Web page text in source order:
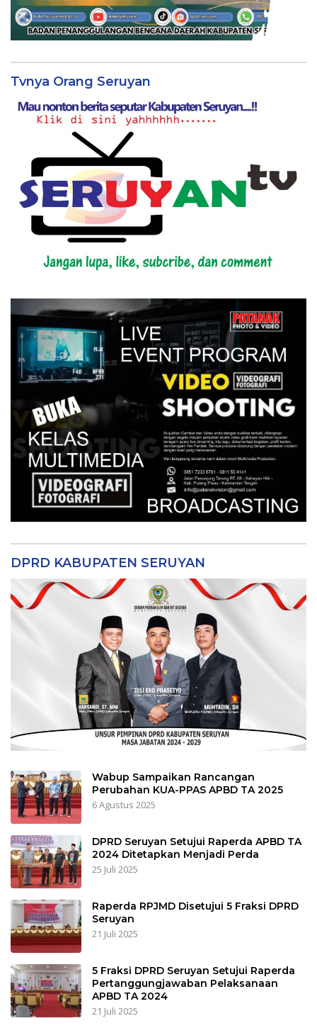
Tvnya Orang Seruyan
DPRD KABUPATEN SERUYAN
Wabup Sampaikan Rancangan
Perubahan KUA-PPAS APBD TA 2025
6 Agustus 2025
DPRD Seruyan Setujui Raperda APBD TA
2024 Ditetapkan Menjadi Perda
25 Juli 2025
Raperda RPJMD Disetujui 5 Fraksi DPRD
Seruyan
21 Juli 2025
5 Fraksi DPRD Seruyan Setujui Raperda
Pertanggungjawaban Pelaksanaan
APBD TA 2024
21 Juli 2025